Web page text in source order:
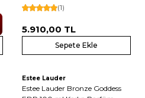
(1)
5.910,00 TL
Sepete Ekle
Yeni
2
Estee Lauder
Estee Lauder Bronze Goddess